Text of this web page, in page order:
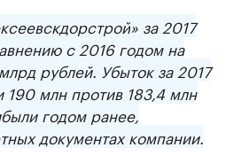
» за 2017
с 2016 годом на
рублей. Убыток за 2017
190 млн против 183,4 млн
годом ранее,
документах компании.